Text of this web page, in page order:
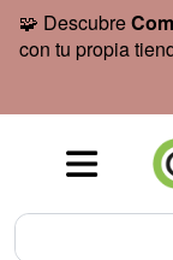
🧩 Descubre
con tu propia